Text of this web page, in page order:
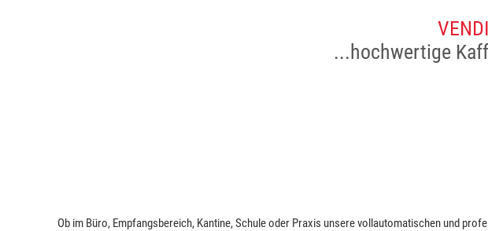
...hochwertige
Ob im Büro, Empfangsbereich, Kantine, Schule oder Praxis unsere vollautomatischen und